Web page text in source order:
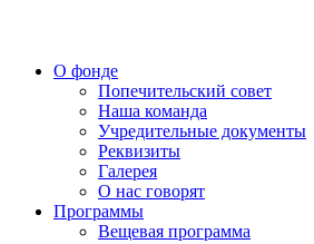
О фонде
Попечительский совет
Наша команда
Учредительные документы
Реквизиты
Галерея
О нас говорят
Программы
Вещевая программа